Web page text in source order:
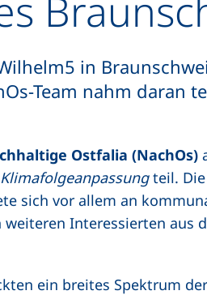
in
Team nahm daran
Ostfalia (NachOs)
Klimafolgeanpassungteil. Die
sich vor allem an
Interessierten aus
ein breites Spektrum